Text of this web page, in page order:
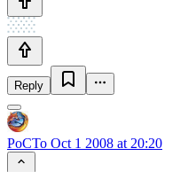
Reply
PoCTo Oct 1 2008 at 20:20